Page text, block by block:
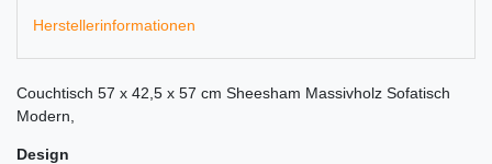
Herstellerinformationen
Couchtisch 57 x 42,5 x 57 cm Sheesham Massivholz Sofatisch
Modern,
Design